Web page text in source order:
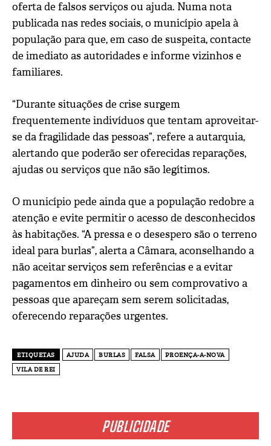
PUBLICIDADE
oferta de falsos serviços ou ajuda. Numa nota
publicada nas redes sociais, o município apela à
população para que, em caso de suspeita, contacte
de imediato as autoridades e informe vizinhos e
familiares.
“Durante situações de crise surgem
frequentemente indivíduos que tentam aproveitar-
se da fragilidade das pessoas”, refere a autarquia,
alertando que poderão ser oferecidas reparações,
ajudas ou serviços que não são legítimos.
O município pede ainda que a população redobre a
atenção e evite permitir o acesso de desconhecidos
às habitações. “A pressa e o desespero são o terreno
ideal para burlas”, alerta a Câmara, aconselhando a
não aceitar serviços sem referências e a evitar
pagamentos em dinheiro ou sem comprovativo a
pessoas que apareçam sem serem solicitadas,
oferecendo reparações urgentes.
ETIQUETAS AJUDA BURLAS FALSA
PROENÇA-A-NOVA
VILA DE REI